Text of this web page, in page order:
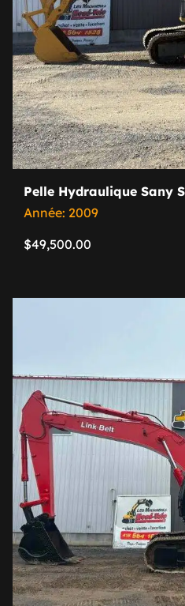
Pelle Hydraulique Sany
Année: 2009
$49,500.00